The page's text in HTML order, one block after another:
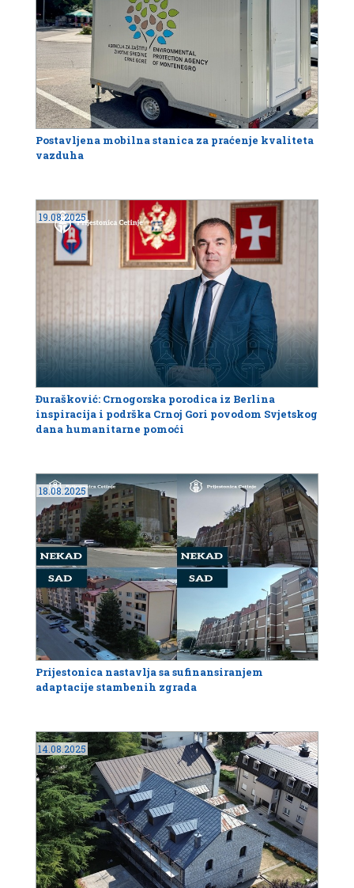
Postavljena mobilna stanica za praćenje kvaliteta
vazduha
19.08.2025
Đurašković: Crnogorska porodica iz Berlina
inspiracija i podrška Crnoj Gori povodom Svjetskog
dana humanitarne pomoći
18.08.2025
Prijestonica nastavlja sa sufinansiranjem
adaptacije stambenih zgrada
14.08.2025